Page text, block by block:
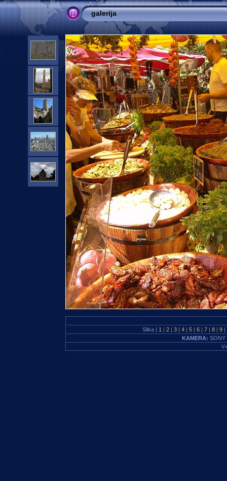
galerija
Slika | 1 | 2 | 3 | 4 | 5 | 6 | 7 | 8 | 9 |
KAMERA: